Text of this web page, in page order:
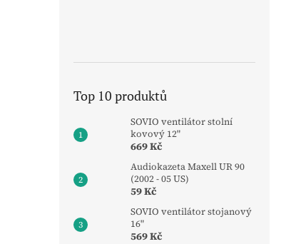
Top 10 produktů
SOVIO ventilátor stolní
kovový 12"
669 Kč
Audiokazeta Maxell UR 90
(2002 - 05 US)
59 Kč
SOVIO ventilátor stojanový
16"
569 Kč